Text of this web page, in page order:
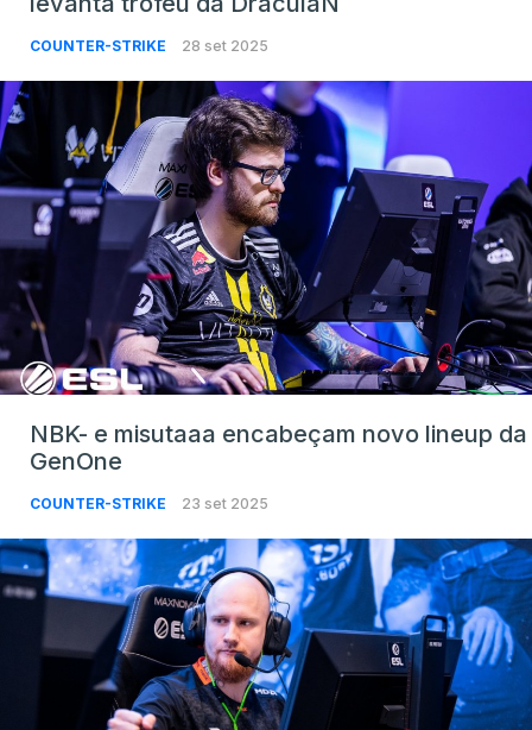
COUNTER-STRIKE 28 set 2025
NBK- e misutaaa encabeçam novo lineup da
GenOne
COUNTER-STRIKE 23 set 2025